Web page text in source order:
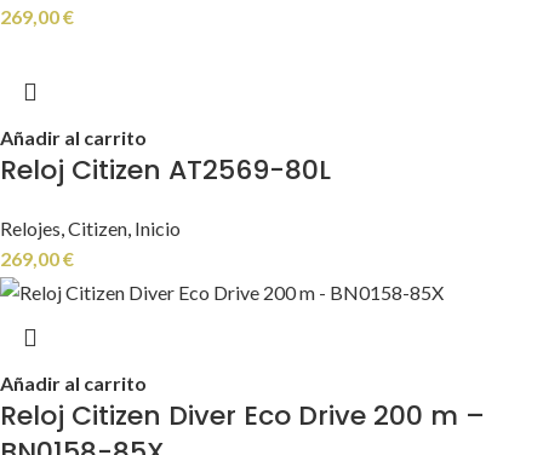
269,00€
Añadir al carrito
Reloj Citizen AT2569-80L
Relojes,Citizen, Inicio
269,00€
Añadir al carrito
Reloj Citizen Diver Eco Drive 200 m –